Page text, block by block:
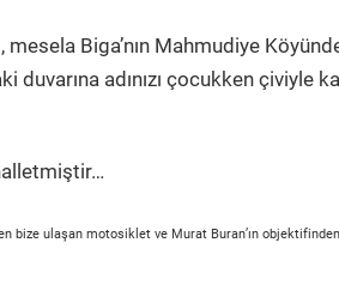
Biga’nın Mahmudiye
duvarına adınızı çocukken çiviyle
bize ulaşan motosiklet ve Murat Buran’ın